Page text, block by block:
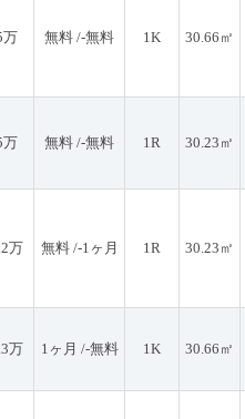
万 無料 /-無料 1K 30.66㎡
万 無料 /-無料 1R 30.23㎡
万 無料 /-1ヶ月 1R 30.23㎡
万 1ヶ月 /-無料 1K 30.66㎡